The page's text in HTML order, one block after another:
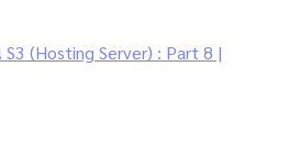
(Hosting Server) : Part 8 |